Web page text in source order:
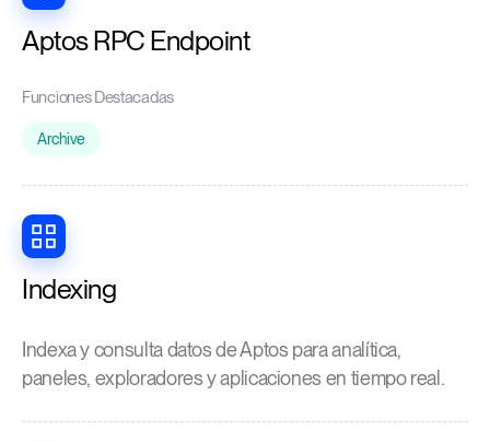
Aptos RPC Endpoint
Funciones Destacadas
Archive
Indexing
Indexa y consulta datos de Aptos para analítica,
paneles, exploradores y aplicaciones en tiempo real.